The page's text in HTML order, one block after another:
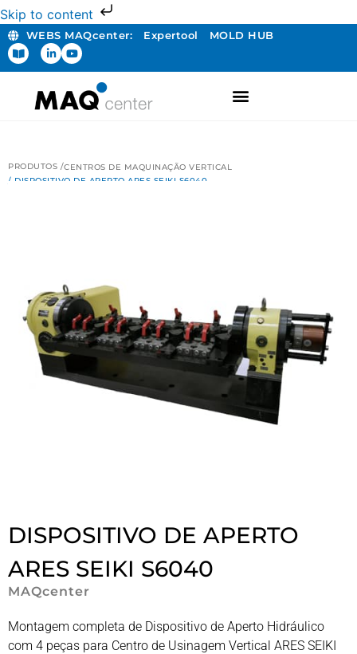
Skip to content
WEBS MAQcenter: Expertool MOLD HUB
PRODUTOS /CENTROS DE MAQUINAÇÃO VERTICAL
/ DISPOSITIVO DE APERTO ARES SEIKI S6040
DISPOSITIVO DE APERTO
ARES SEIKI S6040
MAQcenter
Montagem completa de Dispositivo de Aperto Hidráulico
com 4 peças para Centro de Usinagem Vertical ARES SEIKI